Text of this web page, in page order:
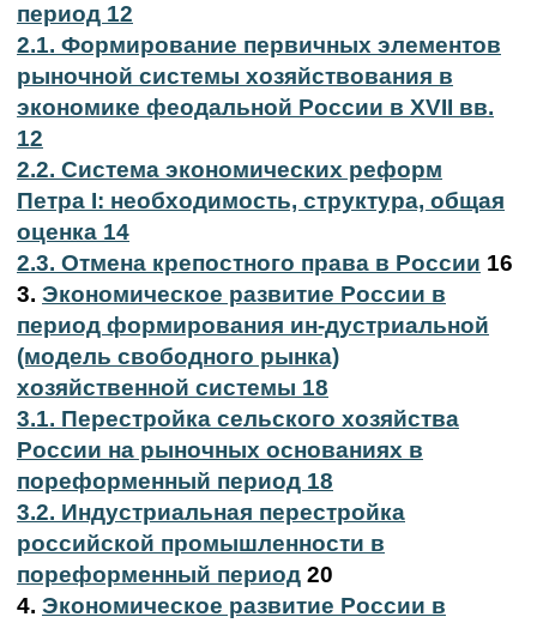
период 12
2.1. Формирование первичных элементов
рыночной системы хозяйствования в
экономике феодальной России в XVII вв.
12
2.2. Система экономических реформ
Петра I: необходимость, структура, общая
оценка 14
2.3. Отмена крепостного права в России 16
3. Экономическое развитие России в
период формирования ин-дустриальной
(модель свободного рынка)
хозяйственной системы 18
3.1. Перестройка сельского хозяйства
России на рыночных основаниях в
пореформенный период 18
3.2. Индустриальная перестройка
российской промышленности в
пореформенный период 20
4. Экономическое развитие России в